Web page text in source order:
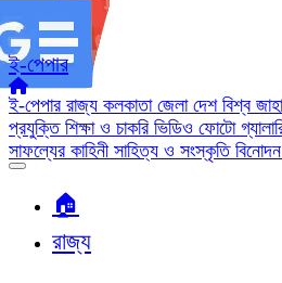
ই-পেপার
ই-পেপার রাজ্য কলকাতা জেলা দেশ বিশ্ব
প্রযুক্তি শিক্ষা ও চাকরি ভিডিও ফোটো
সাফল্যের কাহিনী সাহিত্য ও সংস্কৃতি বিনোদন
🏠︎
রাজ্য